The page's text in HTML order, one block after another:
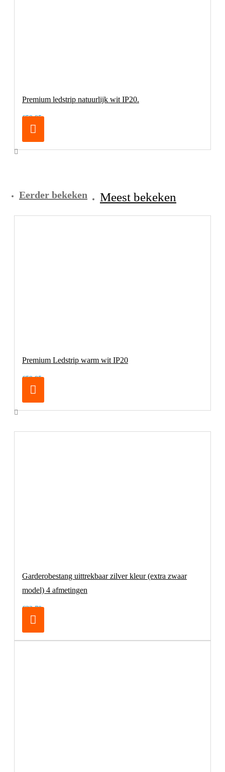
Premium ledstrip natuurlijk wit IP20.
€59,95
Eerder bekeken Meest bekeken
Premium Ledstrip warm wit IP20
€59,95
Garderobestang uittrekbaar zilver kleur (extra zwaar
model) 4 afmetingen
€32,70